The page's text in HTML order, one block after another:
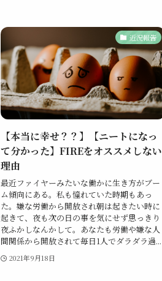
近況報告
【本当に幸せ？？】【ニートになっ
て分かった】FIREをオススメしない
理由
最近ファイヤーみたいな働かに生き方がブー
ム傾向にある。私も憧れていた時期もあっ
た。嫌な労働から開放され朝は起きたい時に
起きて、夜も次の日の事を気にせず思っきり
夜ふかしなんかして。あなたも労働や嫌な人
間関係から開放されて毎日1人でダラダラ過...
2021年9月18日